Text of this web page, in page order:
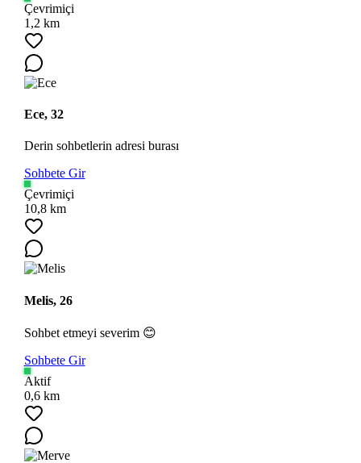
Çevrimiçi
1,2 km
Ece, 32
Derin sohbetlerin adresi burası
Sohbete Gir
Çevrimiçi
10,8 km
Melis, 26
Sohbet etmeyi severim 😊
Sohbete Gir
Aktif
0,6 km